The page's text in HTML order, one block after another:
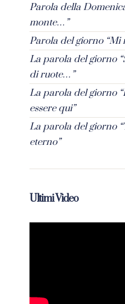
Parola della
monte…”
Parola del giorno
La parola del giorno
di ruote…”
La parola del giorno
essere qui”
La parola del giorno
eterno”
Ultimi Video